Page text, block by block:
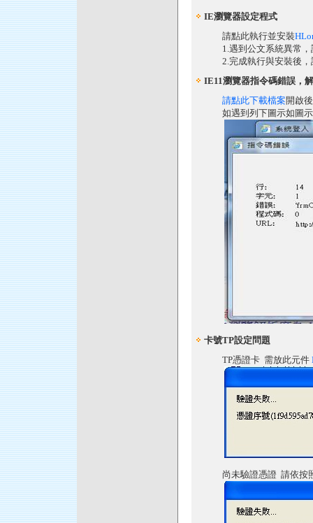
IE瀏覽器設定程式
請點此執行並安裝
1.遇到公文系統異常，請
2.完成執行與安裝後，請
IE11瀏覽器指令碼錯誤，
請點此下載檔案開啟
如遇到列下圖示如圖示
卡號TP設定問題
TP憑證卡 需放此元件
尚未驗證憑證 請依按照